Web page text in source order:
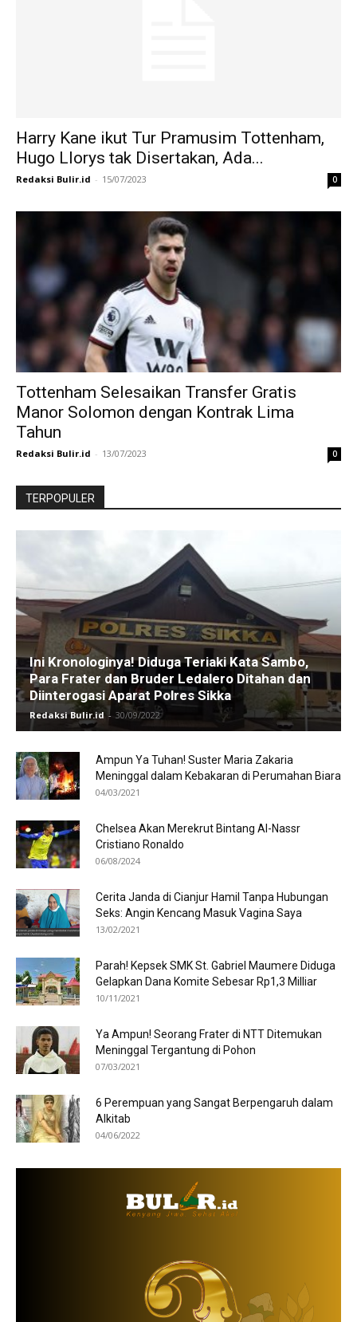
Harry Kane ikut Tur Pramusim Tottenham,
Hugo Llorys tak Disertakan, Ada...
Redaksi Bulir.id - 15/07/2023 0
Tottenham Selesaikan Transfer Gratis
Manor Solomon dengan Kontrak Lima
Tahun
Redaksi Bulir.id - 13/07/2023 0
TERPOPULER
Ini Kronologinya! Diduga Teriaki Kata Sambo,
Para Frater dan Bruder Ledalero Ditahan dan
Diinterogasi Aparat Polres Sikka
Redaksi Bulir.id - 30/09/2022
Ampun Ya Tuhan! Suster Maria Zakaria
Meninggal dalam Kebakaran di Perumahan Biara
04/03/2021
Chelsea Akan Merekrut Bintang Al-Nassr
Cristiano Ronaldo
06/08/2024
Cerita Janda di Cianjur Hamil Tanpa Hubungan
Seks: Angin Kencang Masuk Vagina Saya
13/02/2021
Parah! Kepsek SMK St. Gabriel Maumere Diduga
Gelapkan Dana Komite Sebesar Rp1,3 Milliar
10/11/2021
Ya Ampun! Seorang Frater di NTT Ditemukan
Meninggal Tergantung di Pohon
07/03/2021
6 Perempuan yang Sangat Berpengaruh dalam
Alkitab
04/06/2022